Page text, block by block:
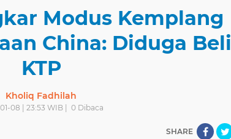
Modus Kemplang
China: Diduga Beli
KTP
Kholiq Fadhilah
08 | 23:53 WIB | 0Dibaca
SHARE